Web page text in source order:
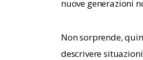
CLIPBOARD
nuove generazioni
Non sorprende,
descrivere